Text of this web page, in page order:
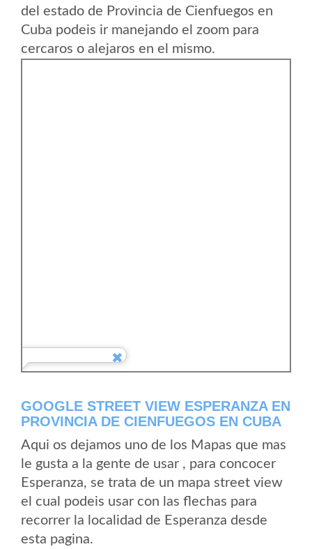
del estado de Provincia de Cienfuegos en
Cuba podeis ir manejando el zoom para
cercaros o alejaros en el mismo.
GOOGLE STREET VIEW ESPERANZA EN
PROVINCIA DE CIENFUEGOS EN CUBA
Aqui os dejamos uno de los Mapas que mas
le gusta a la gente de usar , para concocer
Esperanza, se trata de un mapa street view
el cual podeis usar con las flechas para
recorrer la localidad de Esperanza desde
esta pagina.